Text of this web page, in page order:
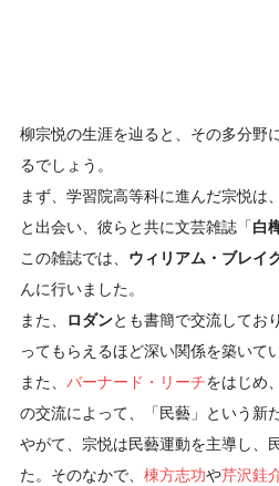
柳宗悦の生涯を辿ると、その多分野
るでしょう。
まず、学習院高等科に進んだ宗悦は、
と出会い、彼らと共に文芸雑誌「白
この雑誌では、 ウィリアム・ブレイ
んに行いました。
また、 ロダンとも書簡で交流してお
ってもらえるほど深い関係を築いて
また、 バーナード・リーチをはじめ、
の交流によって、「民藝」という新
やがて、宗悦は民藝運動を主導し、
た。そのなかで、 棟方志功や芹沢銈